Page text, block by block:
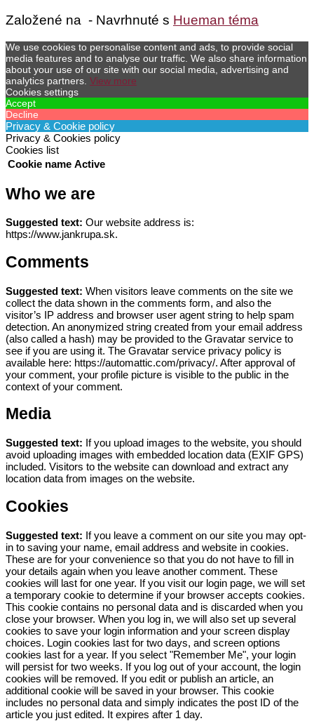
Založené na - Navrhnuté s Hueman téma
We use cookies to personalise content and ads, to provide social
media features and to analyse our traffic. We also share information
about your use of our site with our social media, advertising and
analytics partners. View more
Cookies settings
Accept
Decline
Privacy & Cookie policy
Privacy & Cookies policy
Cookies list
Cookie name Active
Who we are
Suggested text: Our website address is:
https://www.jankrupa.sk.
Comments
Suggested text: When visitors leave comments on the site we
collect the data shown in the comments form, and also the
visitor’s IP address and browser user agent string to help spam
detection. An anonymized string created from your email address
(also called a hash) may be provided to the Gravatar service to
see if you are using it. The Gravatar service privacy policy is
available here: https://automattic.com/privacy/. After approval of
your comment, your profile picture is visible to the public in the
context of your comment.
Media
Suggested text: If you upload images to the website, you should
avoid uploading images with embedded location data (EXIF GPS)
included. Visitors to the website can download and extract any
location data from images on the website.
Cookies
Suggested text: If you leave a comment on our site you may opt-
in to saving your name, email address and website in cookies.
These are for your convenience so that you do not have to fill in
your details again when you leave another comment. These
cookies will last for one year. If you visit our login page, we will set
a temporary cookie to determine if your browser accepts cookies.
This cookie contains no personal data and is discarded when you
close your browser. When you log in, we will also set up several
cookies to save your login information and your screen display
choices. Login cookies last for two days, and screen options
cookies last for a year. If you select "Remember Me", your login
will persist for two weeks. If you log out of your account, the login
cookies will be removed. If you edit or publish an article, an
additional cookie will be saved in your browser. This cookie
includes no personal data and simply indicates the post ID of the
article you just edited. It expires after 1 day.